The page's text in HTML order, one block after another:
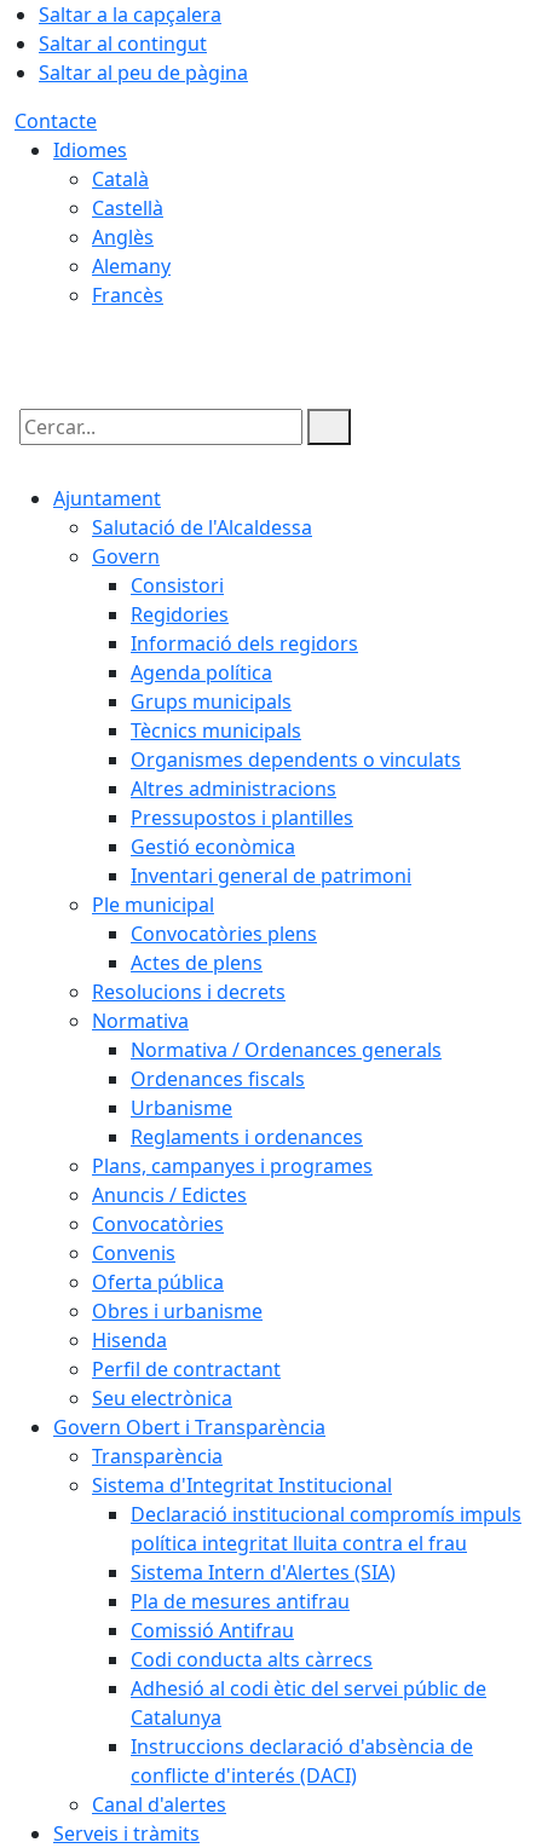
Saltar a la capçalera
Saltar al contingut
Saltar al peu de pàgina
Contacte
Idiomes
Català
Castellà
Anglès
Alemany
Francès
Cercar:
Ajuntament
Salutació de l'Alcaldessa
Govern
Consistori
Regidories
Informació dels regidors
Agenda política
Grups municipals
Tècnics municipals
Organismes dependents o vinculats
Altres administracions
Pressupostos i plantilles
Gestió econòmica
Inventari general de patrimoni
Ple municipal
Convocatòries plens
Actes de plens
Resolucions i decrets
Normativa
Normativa / Ordenances generals
Ordenances fiscals
Urbanisme
Reglaments i ordenances
Plans, campanyes i programes
Anuncis / Edictes
Convocatòries
Convenis
Oferta pública
Obres i urbanisme
Hisenda
Perfil de contractant
Seu electrònica
Govern Obert i Transparència
Transparència
Sistema d'Integritat Institucional
Declaració institucional compromís impuls
política integritat lluita contra el frau
Sistema Intern d'Alertes (SIA)
Pla de mesures antifrau
Comissió Antifrau
Codi conducta alts càrrecs
Adhesió al codi ètic del servei públic de
Catalunya
Instruccions declaració d'absència de
conflicte d'interés (DACI)
Canal d'alertes
Serveis i tràmits